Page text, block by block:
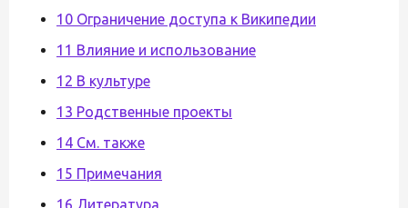
10 Ограничение доступа к Википедии
11 Влияние и использование
12 В культуре
13 Родственные проекты
14 См. также
15 Примечания
16 Литература